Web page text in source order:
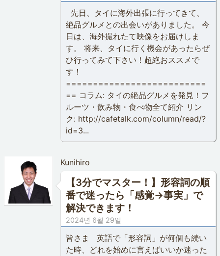
先日、タイに海外出張に行ってきて、
絶品グルメとの出会いがありました。 今
日は、海外撮れたて映像をお届けしま
す。 将来、タイに行く機会があったらぜ
ひ行ってみて下さい！超絶おススメで
す！
==========================
== コラム: タイの絶品グルメを発見！フ
ルーツ・飲み物・食べ物全て紹介 リン
ク: http://cafetalk.com/column/read/?
id=3...
Kunihiro
【3分でマスター！】形容詞の順
番で迷ったら「感覚→事実」で
解決できます！
2024년 6월 29일
皆さま 英語で「形容詞」が何個も続い
た時、どれを始めに言えばいいか迷った